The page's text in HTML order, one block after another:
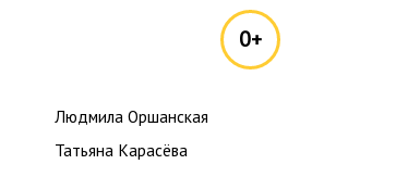
0+
Людмила Оршанская
Татьяна Карасёва